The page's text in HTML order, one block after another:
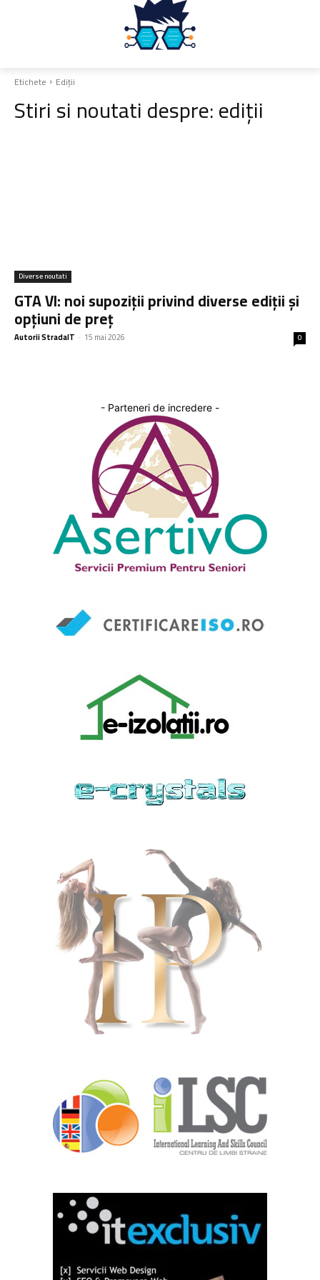
Etichete Ediții
Stiri si noutati despre:ediții
Diverse noutati
GTA VI: noi supoziții privind diverse ediții și
opțiuni de preț
Autorii StradaIT - 15 mai 2026 0
- Parteneri de incredere -